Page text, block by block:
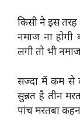
किसी ने इस तरह
नमाज ना
लगी तो भी नमाज
सज्दा में कम से
सुन्नत है तीन
पांच मरतबा